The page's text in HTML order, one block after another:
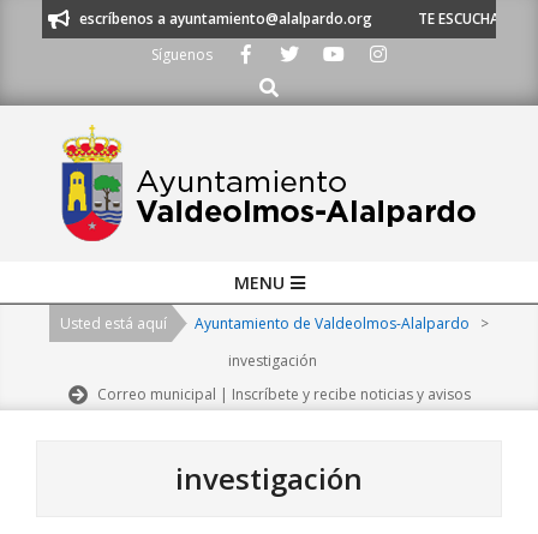
escríbenos a ayuntamiento@alalpardo.org
TE ESCUCHAMOS -
Síguenos
Buscar
Navigation
MENU
Usted está aquí Ayuntamiento de Valdeolmos-Alalpardo
>
investigación
Correo municipal | Inscríbete y recibe noticias y avisos
investigación